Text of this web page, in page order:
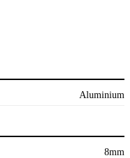
Aluminium
8mm